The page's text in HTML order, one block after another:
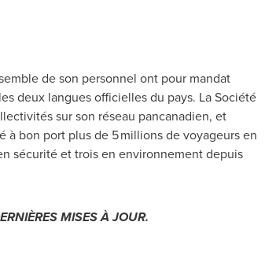
de son personnel ont pour mandat
deux langues officielles du pays. La Société
sur son réseau pancanadien, et
bon port plus de 5 millions de voyageurs en
sécurité et trois en environnement depuis
MISES À JOUR.